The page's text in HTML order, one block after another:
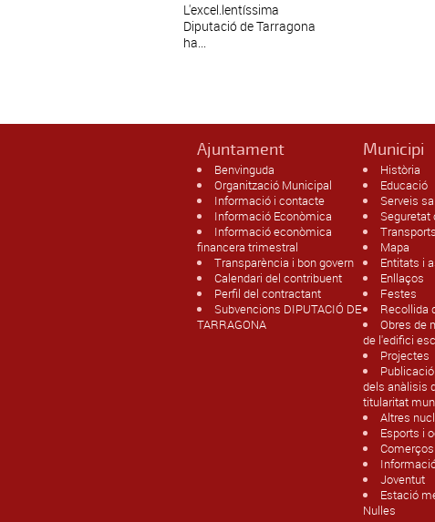
L'excel.lentíssima
Diputació de Tarragona
ha...
Ajuntament
Benvinguda
Organització Municipal
Informació i contacte
Informació Econòmica
Informació econòmica
financera trimestral
Transparència i bon govern
Calendari del contribuent
Perfil del contractant
Subvencions DIPUTACIÓ DE
TARRAGONA
Municipi
Història
Educació
Serveis
Seguretat
Transports
Mapa
Entitats i
Enllaços
Festes
Recollida
Obres de
de l'edifici
Projectes
dels anàlisis
titularitat
Altres
Esports i
Joventut
Estació
Nulles